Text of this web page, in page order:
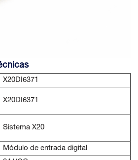
X20DI6371
X20DI6371
Sistema X20
Módulo de entrada digital